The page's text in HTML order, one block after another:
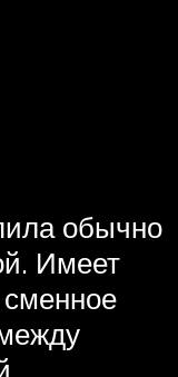
обычно
Имеет
сменное